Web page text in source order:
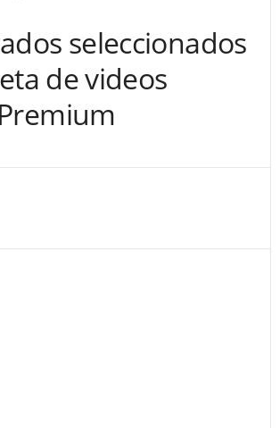
seleccionados
de videos